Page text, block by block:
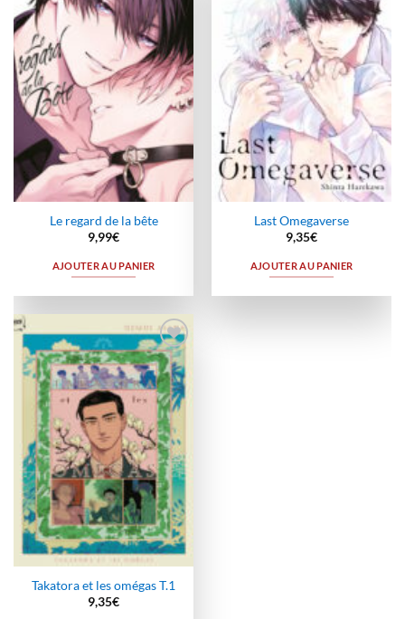
à la
wishlist
Le regard de la bête
9,99€
AJOUTER AU PANIER
à la
wishlist
Last Omegaverse
9,35€
AJOUTER AU PANIER
Ajouter
à la
wishlist
Takatora et les omégas T.1
9,35€